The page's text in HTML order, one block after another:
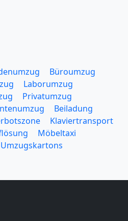
Büroumzug
Laborumzug
Privatumzug
Beiladung
Klaviertransport
Möbeltaxi
Umzugskartons